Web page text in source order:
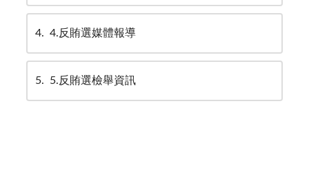
4 4.反賄選媒體報導
5 5.反賄選檢舉資訊